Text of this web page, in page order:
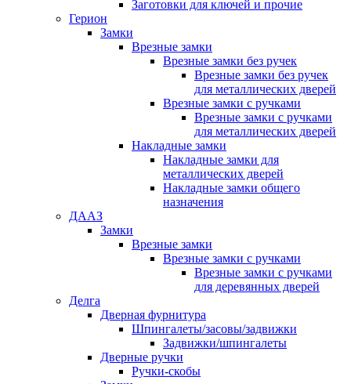
Заготовки для ключей и прочие
Герион
Замки
Врезные замки
Врезные замки без ручек
Врезные замки без ручек
для металлических дверей
Врезные замки с ручками
Врезные замки с ручками
для металлических дверей
Накладные замки
Накладные замки для
металлических дверей
Накладные замки общего
назначения
ДААЗ
Замки
Врезные замки
Врезные замки с ручками
Врезные замки с ручками
для деревянных дверей
Делга
Дверная фурнитура
Шпингалеты/засовы/задвижки
Задвижки/шпингалеты
Дверные ручки
Ручки-скобы